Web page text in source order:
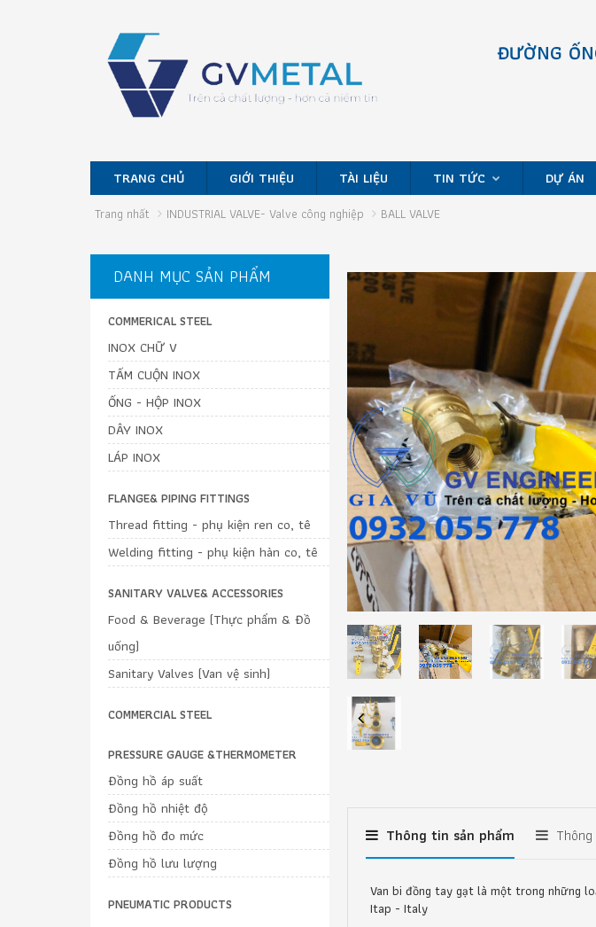
ĐƯỜNG
TRANG CHỦ GIỚI THIỆU TÀI LIỆU TIN TỨC DỰ ÁN
Trang nhất INDUSTRIAL VALVE- Valve công nghiệp BALL VALVE
Previous
Thông tin sản phẩm
Van bi đồng tay gạt là một trong những
Itap - Italy
DANH MỤC SẢN PHẨM
COMMERICAL STEEL
INOX CHỮ V
TẤM CUỘN INOX
ỐNG - HỘP INOX
DÂY INOX
LÁP INOX
FLANGE& PIPING FITTINGS
Thread fitting - phụ kiện ren co, tê
Welding fitting - phụ kiện hàn co, tê
SANITARY VALVE& ACCESSORIES
Food & Beverage (Thực phẩm & Đồ
uống)
Sanitary Valves (Van vệ sinh)
COMMERCIAL STEEL
PRESSURE GAUGE &THERMOMETER
Đồng hồ áp suất
Đồng hồ nhiệt độ
Đồng hồ đo mức
Đồng hồ lưu lượng
PNEUMATIC PRODUCTS